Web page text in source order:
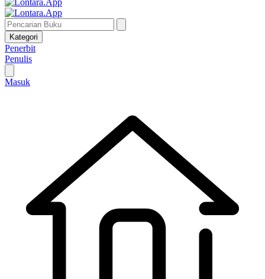
Kategori
Penerbit
Penulis
Masuk